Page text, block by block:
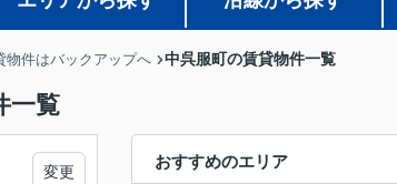
物件はバックアップへ 中呉服町の賃貸物件一覧
一覧
おすすめのエリア
変更